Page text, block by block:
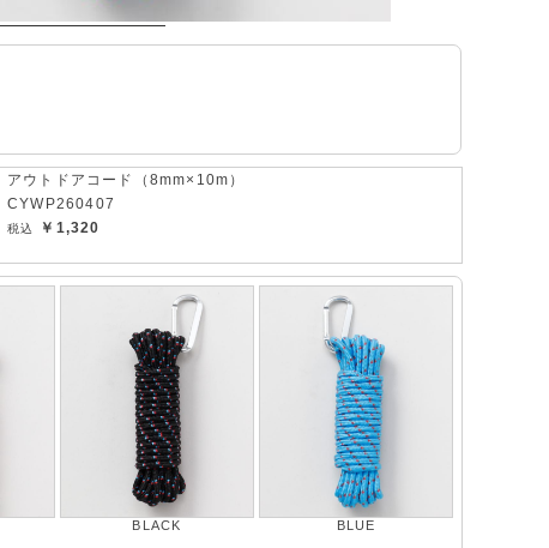
アウトドアコード（8mm×10m）
CYWP260407
￥1,320
BLACK BLUE